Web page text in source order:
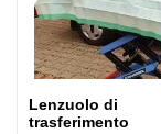
Lenzuolo di
trasferimento